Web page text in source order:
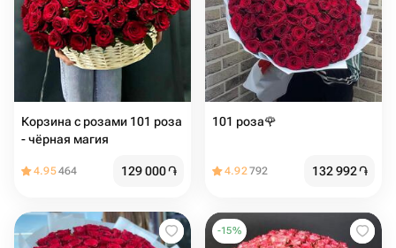
Корзина с розами 101 роза
- чёрная магия
4.95464 129 000֏
101 роза🌹
4.92792 132 992֏
-15%